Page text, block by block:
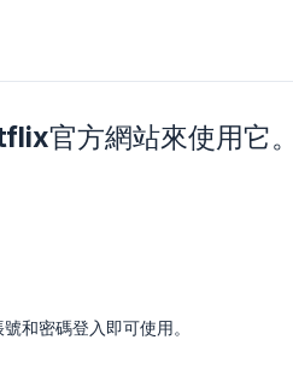
官方網站來使用它。
和密碼登入即可使用。